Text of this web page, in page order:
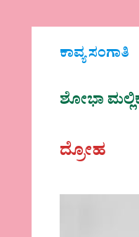
ಕಾವ್ಯ ಸಂಗಾತಿ
ಶೋಭಾ
ದ್ರೋಹ